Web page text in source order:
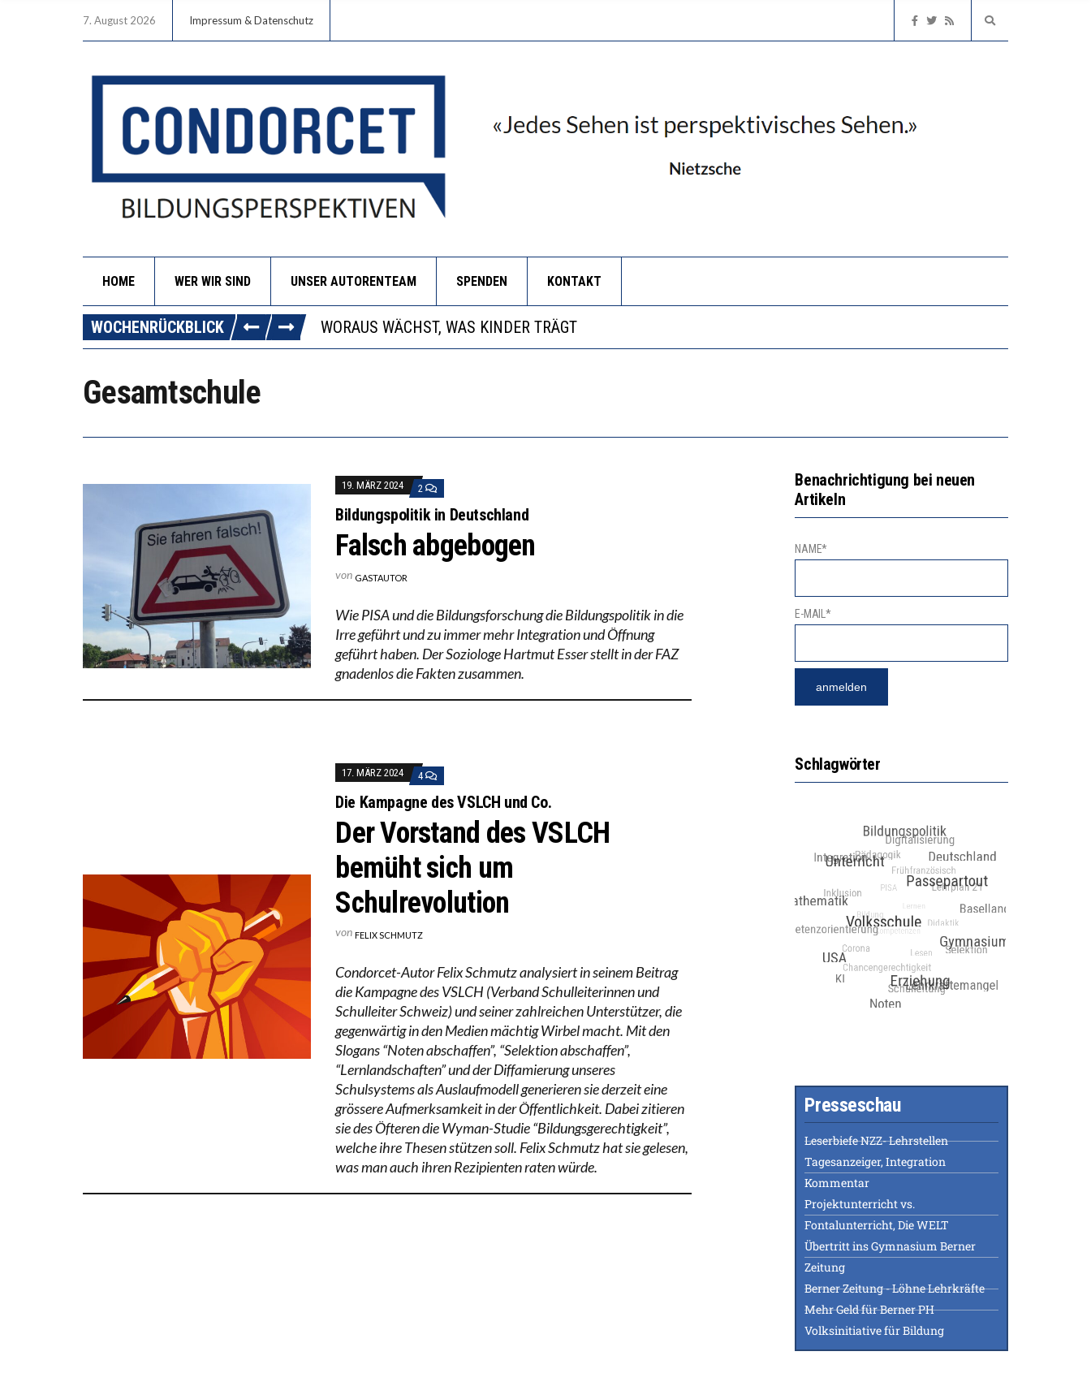
7. August 2026 Impressum & Datenschutz
HOME WER WIR SIND UNSER AUTORENTEAM SPENDEN KONTAKT
WOCHENRÜCKBLICK
DIE GANZE HILFLOSIGKEIT DES BILDUNGSBÜRGERTUMS
WORAUS WÄCHST, WAS KINDER TRÄGT
“WIR BEOBACHTEN EINEN REGELRECHTEN STURZFLUG BEI DEN LERNLEISTUNGEN”
Gesamtschule
19. MÄRZ 2024 2
Bildungspolitik in Deutschland
Falsch abgebogen
von GASTAUTOR
Wie PISA und die Bildungsforschung die Bildungspolitik in die
Irre geführt und zu immer mehr Integration und Öffnung
geführt haben. Der Soziologe Hartmut Esser stellt in der FAZ
gnadenlos die Fakten zusammen.
17. MÄRZ 2024 4
Die Kampagne des VSLCH und Co.
Der Vorstand des VSLCH
bemüht sich um
Schulrevolution
von FELIX SCHMUTZ
Condorcet-Autor Felix Schmutz analysiert in seinem Beitrag
die Kampagne des VSLCH (Verband Schulleiterinnen und
Schulleiter Schweiz) und seiner zahlreichen Unterstützer, die
gegenwärtig in den Medien mächtig Wirbel macht. Mit den
Slogans “Noten abschaffen”, “Selektion abschaffen”,
“Lernlandschaften” und der Diffamierung unseres
Schulsystems als Auslaufmodell generieren sie derzeit eine
grössere Aufmerksamkeit in der Öffentlichkeit. Dabei zitieren
sie des Öfteren die Wyman-Studie “Bildungsgerechtigkeit”,
welche ihre Thesen stützen soll. Felix Schmutz hat sie gelesen,
was man auch ihren Rezipienten raten würde.
Benachrichtigung bei neuen
Artikeln
NAME*
E-MAIL*
Schlagwörter
Presseschau
Leserbiefe NZZ- Lehrstellen
Tagesanzeiger, Integration
Kommentar
Projektunterricht vs.
Fontalunterricht, Die WELT
Übertritt ins Gymnasium Berner
Zeitung
Berner Zeitung - Löhne Lehrkräfte
Mehr Geld für Berner PH
Volksinitiative für Bildung